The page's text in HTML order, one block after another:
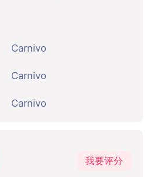
Carnivo
Carnivo
Carnivo
我要评分